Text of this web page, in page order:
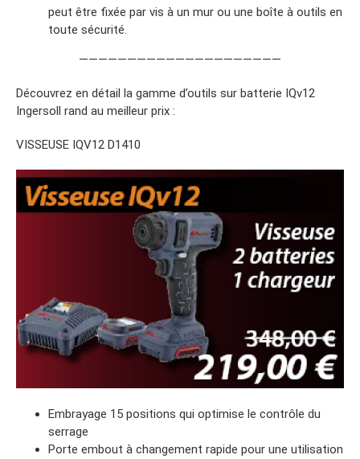
peut être fixée par vis à un mur ou une boîte à outils en
toute sécurité.
—————————————————————
Découvrez en détail la gamme d’outils sur batterie IQv12
Ingersoll rand au meilleur prix :
VISSEUSE IQV12 D1410
Embrayage 15 positions qui optimise le contrôle du
serrage
Porte embout à changement rapide pour une utilisation